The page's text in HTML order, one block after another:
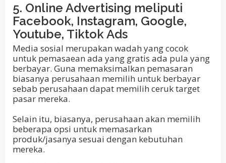
5. Online Advertising meliputi
Facebook, Instagram, Google,
Youtube, Tiktok Ads
Media sosial merupakan wadah yang cocok
untuk pemasaean ada yang gratis ada pula yang
berbayar. Guna memaksimalkan pemasaran
biasanya perusahaan memilih untuk berbayar
sebab perusahaan dapat memilih ceruk target
pasar mereka.
Selain itu, biasanya, perusahaan akan memilih
beberapa opsi untuk memasarkan
produk/jasanya sesuai dengan kebutuhan
mereka.